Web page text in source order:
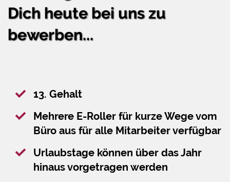
Dich heute bei uns zu
bewerben...
13. Gehalt
Mehrere E-Roller für kurze Wege vom
Büro aus für alle Mitarbeiter verfügbar
Urlaubstage können über das Jahr
hinaus vorgetragen werden